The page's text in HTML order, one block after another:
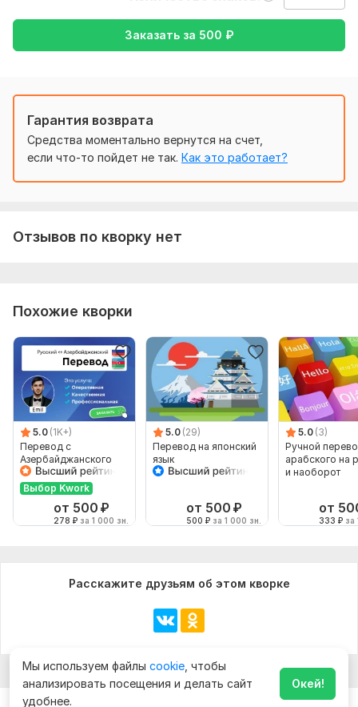
Заказать за 500 ₽
Гарантия возврата
Средства моментально вернутся на счет,
если что-то пойдет не так. Как это работает?
Отзывов по кворку нет
Похожие кворки
5.0 (1K+)
Перевод с
Азербайджанского
языка и на
Азербайджанский
язык от носителя
Выбор Kwork
от 500 ₽
278 ₽ за 1 000 зн.
5.0 (29)
Перевод на японский
язык
от 500 ₽
500 ₽ за 1 000 зн.
5.0 (3)
Ручной
арабского на
и наоборот
от
333 ₽ за
Расскажите друзьям об этом кворке
Мы используем файлы cookie , чтобы
анализировать посещения и делать сайт
удобнее.
Окей!